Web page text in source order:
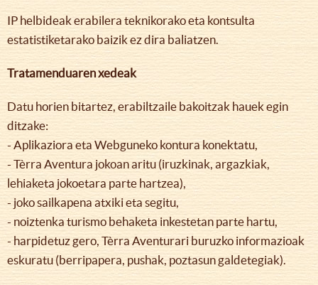
IP helbideak erabilera teknikorako eta kontsulta
estatistiketarako baizik ez dira baliatzen.
Tratamenduaren xedeak
Datu horien bitartez, erabiltzaile bakoitzak hauek egin
ditzake:
- Aplikaziora eta Webguneko kontura konektatu,
- Tèrra Aventura jokoan aritu (iruzkinak, argazkiak,
lehiaketa jokoetara parte hartzea),
- joko sailkapena atxiki eta segitu,
- noiztenka turismo behaketa inkestetan parte hartu,
- harpidetuz gero, Tèrra Aventurari buruzko informazioak
eskuratu (berripapera, pushak, poztasun galdetegiak).